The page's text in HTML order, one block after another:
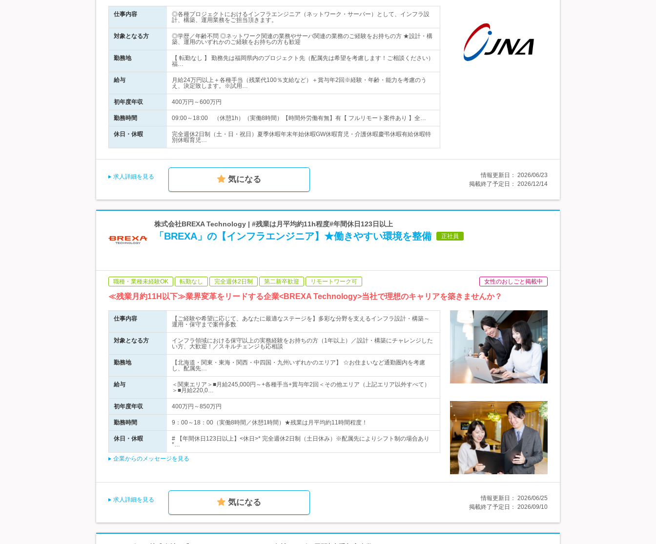
仕事内容
◎各種プロジェクトにおけるインフラエンジニア（ネットワーク・サーバー）として、インフラ設
計、構築、運用業務をご担当頂きます。
対象となる方
◎学歴／年齢不問 ◎ネットワーク関連の業務やサーバ関連の業務のご経験をお持ちの方 ★設計・構
築、運用のいずれかのご経験をお持ちの方も歓迎
勤務地
【 転勤なし 】 勤務先は福岡県内のプロジェクト先（配属先は希望を考慮します！ご相談ください）
福…
給与
月給24万円以上＋各種手当（残業代100％支給など）＋賞与年2回※経験・年齢・能力を考慮のう
え、決定致します。※試用…
初年度年収 400万円～600万円
勤務時間 09:00～18:00 （休憩1h）（実働8時間）【時間外労働有無】有【 フルリモート案件あり 】全…
休日・休暇
完全週休2日制（土・日・祝日）夏季休暇年末年始休暇GW休暇育児・介護休暇慶弔休暇有給休暇特
別休暇育児…
求人詳細を見る 気になる 情報更新日： 2026/06/23
掲載終了予定日： 2026/12/14
株式会社BREXA Technology | #残業は月平均約11h程度#年間休日123日以上
「BREXA」の【インフラエンジニア】★働きやすい環境を整備 正社員
職種・業種未経験OK 転勤なし 完全週休2日制 第二新卒歓迎 リモートワーク可 女性のおしごと掲載中
≪残業月約11H以下≫業界変革をリードする企業<BREXA Technology>当社で理想のキャリアを築きませんか？
仕事内容
【ご経験や希望に応じて、あなたに最適なステージを】多彩な分野を支えるインフラ設計・構築～
運用・保守まで案件多数
対象となる方
インフラ領域における保守以上の実務経験をお持ちの方（1年以上）／設計・構築にチャレンジした
い方、大歓迎！／スキルチェンジも応相談
勤務地
【北海道・関東・東海・関西・中四国・九州いずれかのエリア】 ☆お住まいなど通勤圏内を考慮
し、配属先…
給与
＜関東エリア＞■月給245,000円～+各種手当+賞与年2回＜その他エリア（上記エリア以外すべて）
＞■月給220,0…
初年度年収 400万円～850万円
勤務時間 9：00～18：00（実働8時間／休憩1時間）★残業は月平均約11時間程度！
休日・休暇
# 【年間休日123日以上】<休日>* 完全週休2日制（土日休み）※配属先によりシフト制の場合あり
*…
企業からのメッセージを見る
求人詳細を見る 気になる 情報更新日： 2026/06/25
掲載終了予定日： 2026/09/10